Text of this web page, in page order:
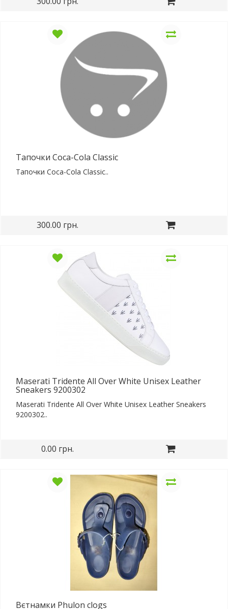
Тапочки Coca-Cola Classic
Тапочки Coca-Cola Classic..
300.00 грн.
Maserati Tridente All Over White Unisex Leather
Sneakers 9200302
Maserati Tridente All Over White Unisex Leather Sneakers
9200302..
0.00 грн.
Вєтнамки Phulon clogs